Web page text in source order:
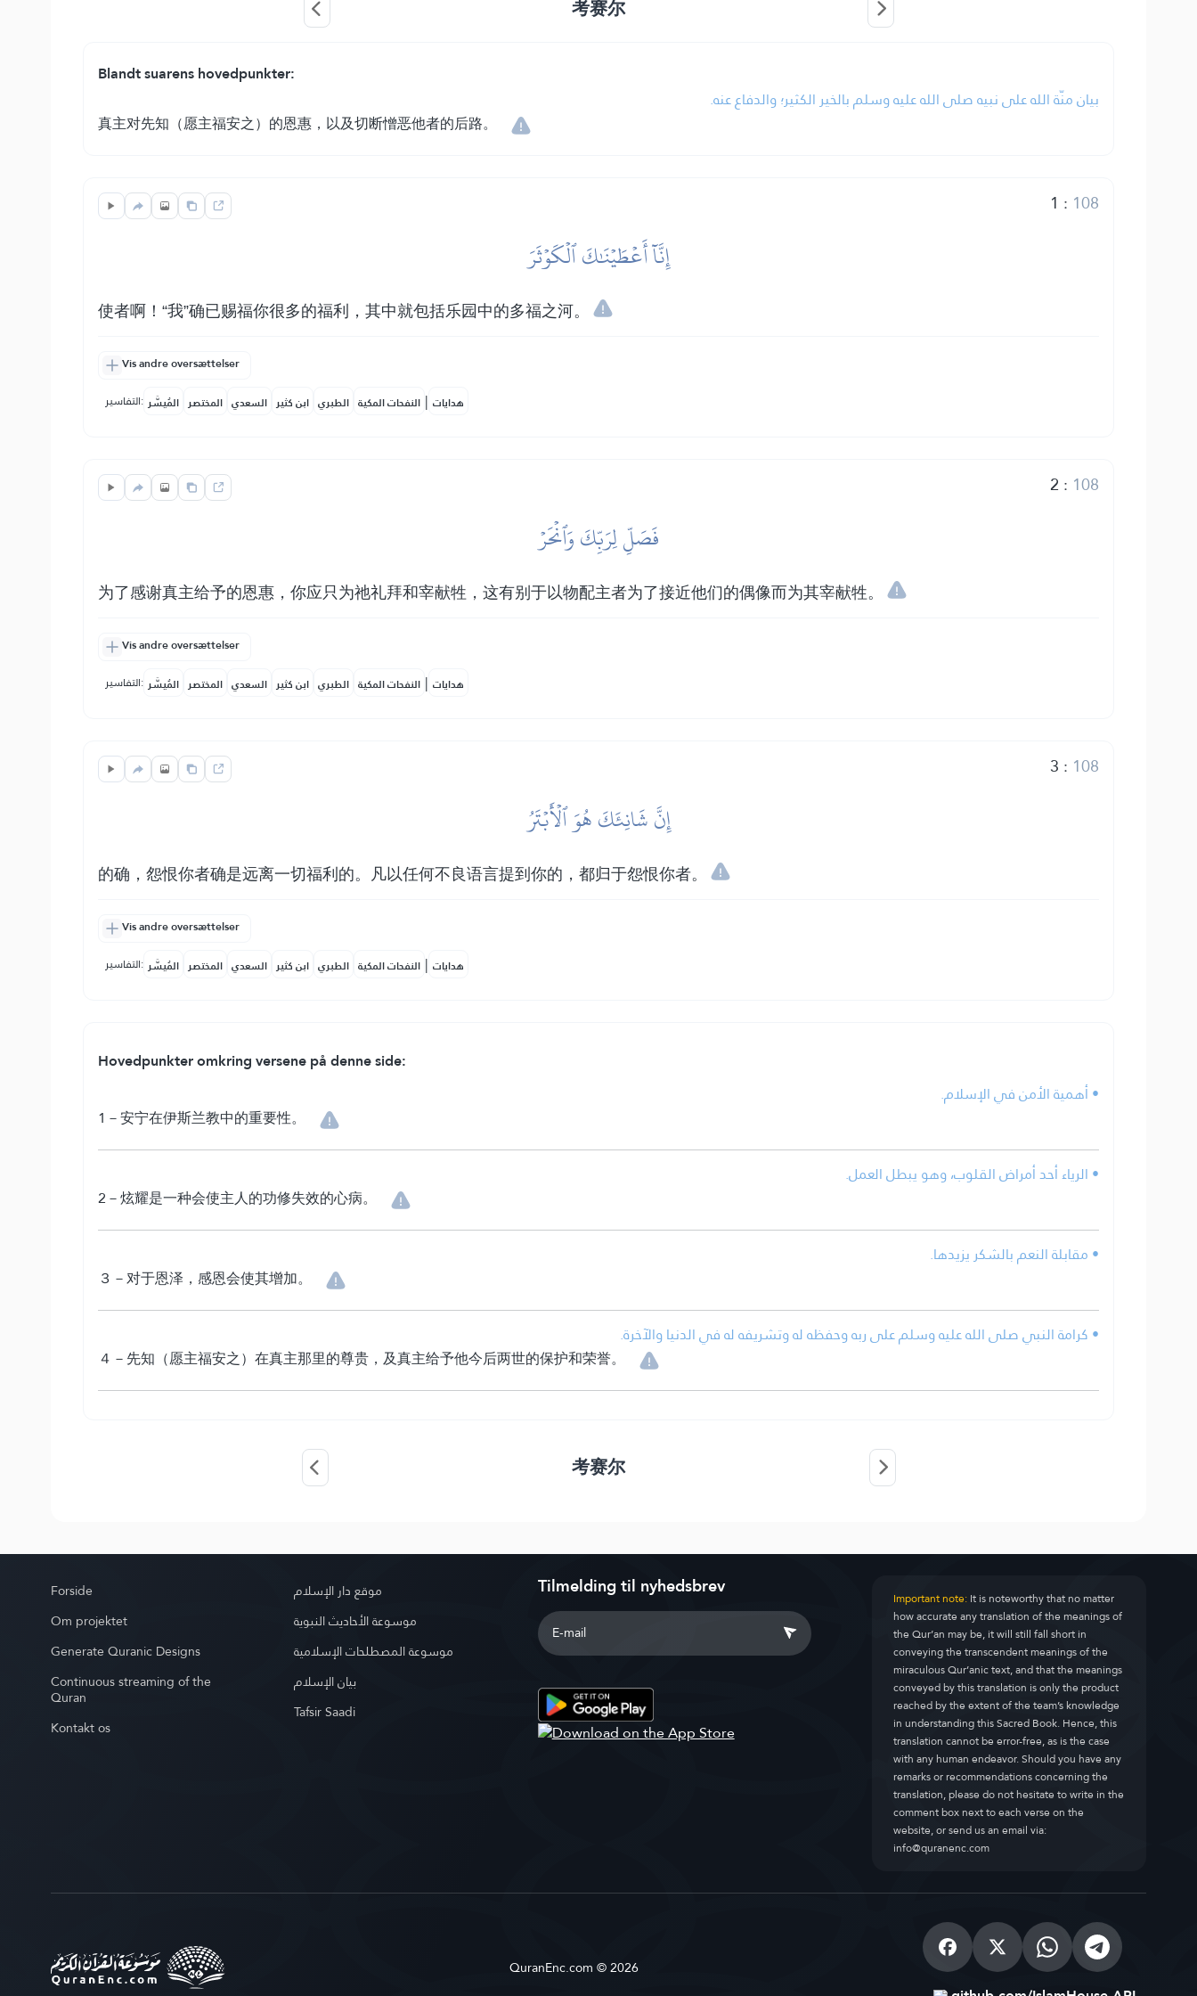
考赛尔
Blandt suarens hovedpunkter:
بيان منّة الله على نبيه صلى الله عليه وسلم بالخير الكثير؛ والدفاع عنه.
真主对先知（愿主福安之）的恩惠，以及切断憎恶他者的后路。
1 : 108
إِنَّآ أَعۡطَيۡنَٰكَ ٱلۡكَوۡثَرَ
使者啊！“我”确已赐福你很多的福利，其中就包括乐园中的多福之河。
Vis andre oversættelser
التفاسير: المُيسَّر المختصر السعدي ابن كثير الطبري النفحات المكية | هدايات
2 : 108
فَصَلِّ لِرَبِّكَ وَٱنۡحَرۡ
为了感谢真主给予的恩惠，你应只为祂礼拜和宰献牲，这有别于以物配主者为了接近他们的偶像而为其宰献牲。
Vis andre oversættelser
التفاسير: المُيسَّر المختصر السعدي ابن كثير الطبري النفحات المكية | هدايات
3 : 108
إِنَّ شَانِئَكَ هُوَ ٱلۡأَبۡتَرُ
的确，怨恨你者确是远离一切福利的。凡以任何不良语言提到你的，都归于怨恨你者。
Vis andre oversættelser
التفاسير: المُيسَّر المختصر السعدي ابن كثير الطبري النفحات المكية | هدايات
Hovedpunkter omkring versene på denne side:
• أهمية الأمن في الإسلام.
1－安宁在伊斯兰教中的重要性。
• الرياء أحد أمراض القلوب، وهو يبطل العمل.
2－炫耀是一种会使主人的功修失效的心病。
• مقابلة النعم بالشكر يزيدها.
３－对于恩泽，感恩会使其增加。
• كرامة النبي صلى الله عليه وسلم على ربه وحفظه له وتشريفه له في الدنيا والآخرة.
４－先知（愿主福安之）在真主那里的尊贵，及真主给予他今后两世的保护和荣誉。
考赛尔
Forside
Om projektet
Generate Quranic Designs
Continuous streaming of the
Quran
Kontakt os
موقع دار الإسلام
موسوعة الأحاديث النبوية
موسوعة المصطلحات الإسلامية
بيان الإسلام
Tafsir Saadi
Tilmelding til nyhedsbrev Important note:It is noteworthy that no matter
how accurate any translation of the meanings of
the Qur’an may be, it will still fall short in
conveying the transcendent meanings of the
miraculous Qur’anic text, and that the meanings
conveyed by this translation is only the product
reached by the extent of the team’s knowledge
in understanding this Sacred Book. Hence, this
translation cannot be error-free, as is the case
with any human endeavor. Should you have any
remarks or recommendations concerning the
translation, please do not hesitate to write in the
comment box next to each verse on the
website, or send us an email via:
info@quranenc.com
QuranEnc.com © 2026